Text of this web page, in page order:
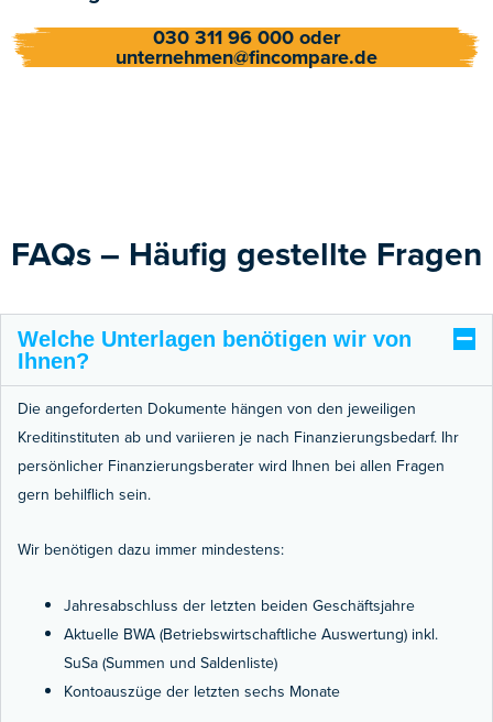
030 311 96 000 oder
unternehmen@fincompare.de
FAQs – Häufig gestellte Fragen
Welche Unterlagen benötigen wir von
Ihnen?
Die angeforderten Dokumente hängen von den jeweiligen
Kreditinstituten ab und variieren je nach Finanzierungsbedarf. Ihr
persönlicher Finanzierungsberater wird Ihnen bei allen Fragen
gern behilflich sein.
Wir benötigen dazu immer mindestens:
Jahresabschluss der letzten beiden Geschäftsjahre
Aktuelle BWA (Betriebswirtschaftliche Auswertung) inkl.
SuSa (Summen und Saldenliste)
Kontoauszüge der letzten sechs Monate